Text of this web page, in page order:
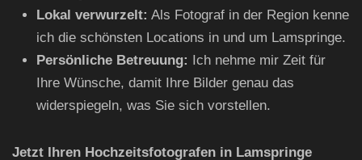
Lokal verwurzelt: Als Fotograf in der Region kenne
ich die schönsten Locations in und um Lamspringe.
Persönliche Betreuung: Ich nehme mir Zeit für
Ihre Wünsche, damit Ihre Bilder genau das
widerspiegeln, was Sie sich vorstellen.
Jetzt Ihren Hochzeitsfotografen in Lamspringe